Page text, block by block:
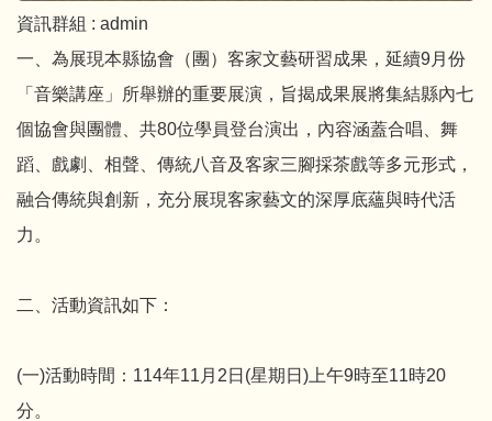
資訊群組 : admin
一、為展現本縣協會（團）客家文藝研習成果，延續9月份
「音樂講座」所舉辦的重要展演，旨揭成果展將集結縣內七
個協會與團體、共80位學員登台演出，內容涵蓋合唱、舞
蹈、戲劇、相聲、傳統八音及客家三腳採茶戲等多元形式，
融合傳統與創新，充分展現客家藝文的深厚底蘊與時代活
力。
二、活動資訊如下：
(一)活動時間：114年11月2日(星期日)上午9時至11時20
分。